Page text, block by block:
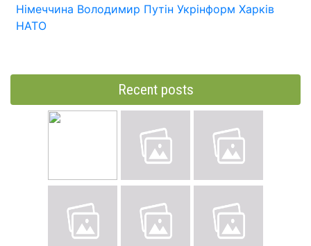
Німеччина Володимир Путін Укрінформ Харків
НАТО
Recent posts